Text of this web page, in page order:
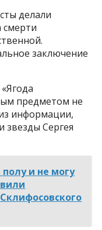
делали
смерти
заключение
предметом не
информации,
звезды Сергея
и не могу